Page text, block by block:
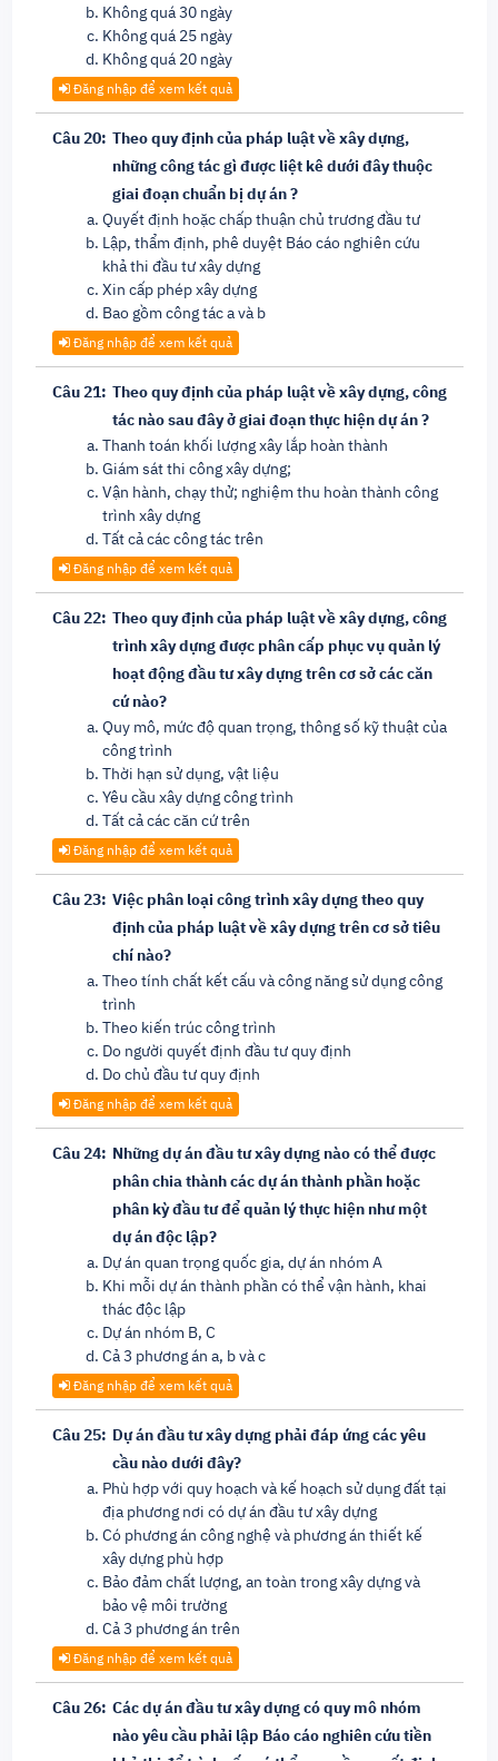
Không quá 30 ngày
Không quá 25 ngày
Không quá 20 ngày
Đăng nhập để xem kết quả
Câu 20: Theo quy định của pháp luật về xây dựng,
những công tác gì được liệt kê dưới đây thuộc
giai đoạn chuẩn bị dự án ?
Quyết định hoặc chấp thuận chủ trương đầu tư
Lập, thẩm định, phê duyệt Báo cáo nghiên cứu
khả thi đầu tư xây dựng
Xin cấp phép xây dựng
Bao gồm công tác a và b
Đăng nhập để xem kết quả
Câu 21: Theo quy định của pháp luật về xây dựng, công
tác nào sau đây ở giai đoạn thực hiện dự án ?
Thanh toán khối lượng xây lắp hoàn thành
Giám sát thi công xây dựng;
Vận hành, chạy thử; nghiệm thu hoàn thành công
trình xây dựng
Tất cả các công tác trên
Đăng nhập để xem kết quả
Câu 22: Theo quy định của pháp luật về xây dựng, công
trình xây dựng được phân cấp phục vụ quản lý
hoạt động đầu tư xây dựng trên cơ sở các căn
cứ nào?
Quy mô, mức độ quan trọng, thông số kỹ thuật của
công trình
Thời hạn sử dụng, vật liệu
Yêu cầu xây dựng công trình
Tất cả các căn cứ trên
Đăng nhập để xem kết quả
Câu 23: Việc phân loại công trình xây dựng theo quy
định của pháp luật về xây dựng trên cơ sở tiêu
chí nào?
Theo tính chất kết cấu và công năng sử dụng công
trình
Theo kiến trúc công trình
Do người quyết định đầu tư quy định
Do chủ đầu tư quy định
Đăng nhập để xem kết quả
Câu 24: Những dự án đầu tư xây dựng nào có thể được
phân chia thành các dự án thành phần hoặc
phân kỳ đầu tư để quản lý thực hiện như một
dự án độc lập?
Dự án quan trọng quốc gia, dự án nhóm A
Khi mỗi dự án thành phần có thể vận hành, khai
thác độc lập
Dự án nhóm B, C
Cả 3 phương án a, b và c
Đăng nhập để xem kết quả
Câu 25: Dự án đầu tư xây dựng phải đáp ứng các yêu
cầu nào dưới đây?
Phù hợp với quy hoạch và kế hoạch sử dụng đất tại
địa phương nơi có dự án đầu tư xây dựng
Có phương án công nghệ và phương án thiết kế
xây dựng phù hợp
Bảo đảm chất lượng, an toàn trong xây dựng và
bảo vệ môi trường
Cả 3 phương án trên
Đăng nhập để xem kết quả
Câu 26: Các dự án đầu tư xây dựng có quy mô nhóm
nào yêu cầu phải lập Báo cáo nghiên cứu tiền